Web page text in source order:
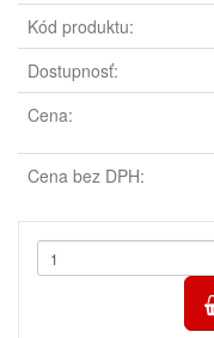
Kód produktu:
Dostupnosť:
Cena:
Cena bez DPH: